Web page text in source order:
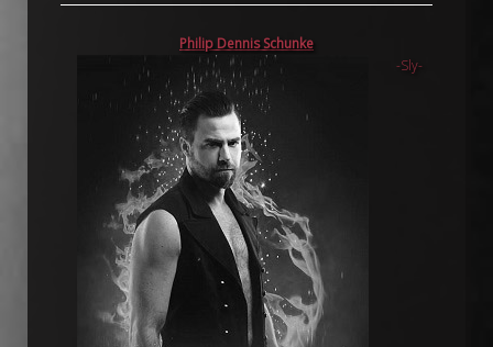
Philip Dennis Schunke
-Sly-